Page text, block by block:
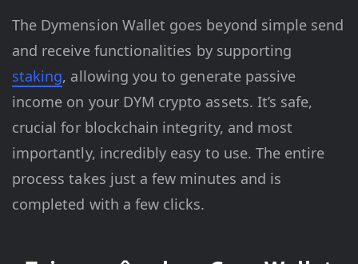
The Dymension Wallet goes beyond simple send
and receive functionalities by supporting
staking, allowing you to generate passive
income on your DYM crypto assets. It’s safe,
crucial for blockchain integrity, and most
importantly, incredibly easy to use. The entire
process takes just a few minutes and is
completed with a few clicks.